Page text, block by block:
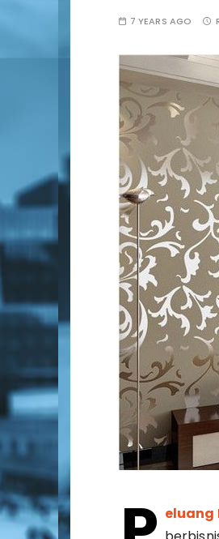
7 YEARS AGO
eluang